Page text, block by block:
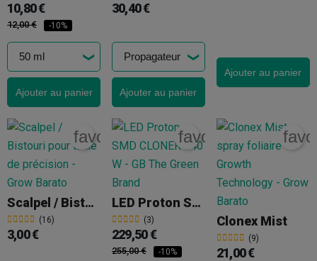
10,80 €
12,00 € -10%
Ajouter au panier
30,40 €
Ajouter au panier
Ajouter au panier
Scalpel / Bistouri
(16)
favorite_border
3,00 €
LED Proton SMD CLONER 240 W
(3)
favorite_border
229,50 €
255,00 € -10%
Clonex Mist
(9)
21,00 €